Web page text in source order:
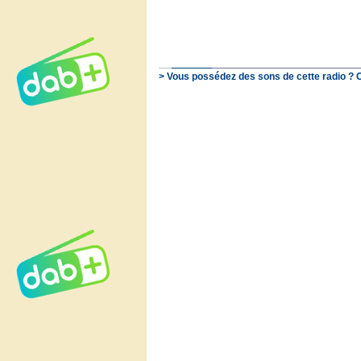
> Vous possédez des sons de cette radio ?